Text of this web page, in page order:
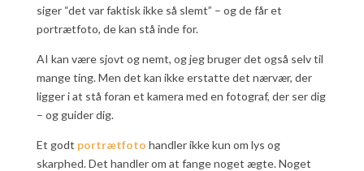
siger “det var faktisk ikke så slemt” – og de får et
portrætfoto, de kan stå inde for.
AI kan være sjovt og nemt, og jeg bruger det også selv til
mange ting. Men det kan ikke erstatte det nærvær, der
ligger i at stå foran et kamera med en fotograf, der ser dig
– og guider dig.
Et godt portrætfoto handler ikke kun om lys og
skarphed. Det handler om at fange noget ægte. Noget